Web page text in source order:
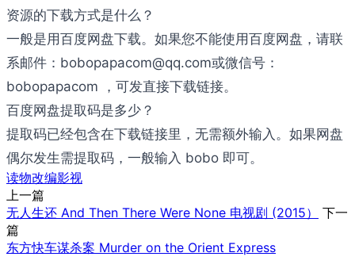
资源的下载方式是什么？
一般是用百度网盘下载。如果您不能使用百度网盘，请联
系邮件：bobopapacom@qq.com或微信号：
bobopapacom ，可发直接下载链接。
百度网盘提取码是多少？
提取码已经包含在下载链接里，无需额外输入。如果网盘
偶尔发生需提取码，一般输入 bobo 即可。
读物改编影视
上一篇
无人生还 And Then There Were None 电视剧 (2015）
下一
篇
东方快车谋杀案 Murder on the Orient Express